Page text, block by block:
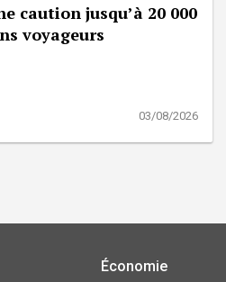
caution jusqu’à 20 000
voyageurs
03/08/2026
Économie